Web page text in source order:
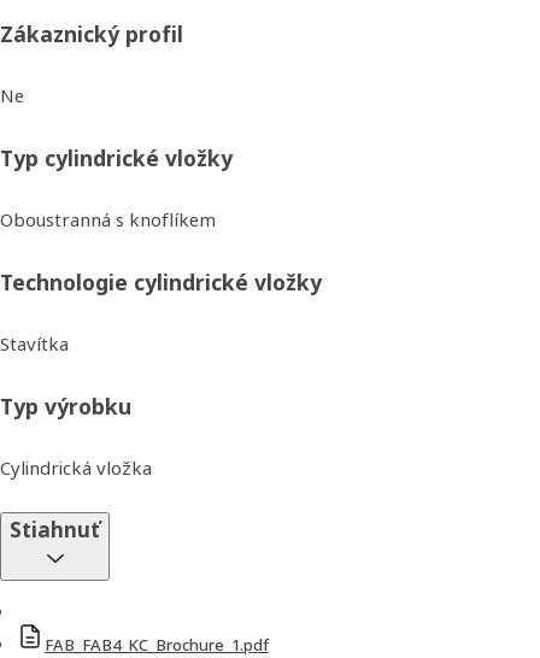
Zákaznický profil
Ne
Typ cylindrické vložky
Oboustranná s knoflíkem
Technologie cylindrické vložky
Stavítka
Typ výrobku
Cylindrická vložka
Stiahnuť
FAB_FAB4_KC_Brochure_1.pdf